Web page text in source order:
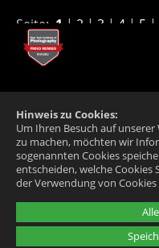
Hinweis zu Cookies:
Um Ihren Besuch auf
zu machen, möchten wir
sogenannten Cookies
entscheiden, welche Cookies
der Verwendung von
Seite:1 | 2 | 3 | 4 | 5 |